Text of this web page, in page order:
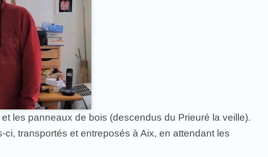
et les panneaux de bois (descendus du Prieuré la veille).
transportés et entreposés à Aix, en attendant les